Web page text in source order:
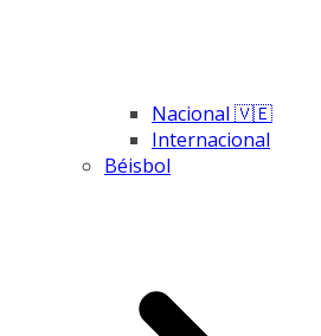
Nacional 🇻🇪
Internacional
Béisbol